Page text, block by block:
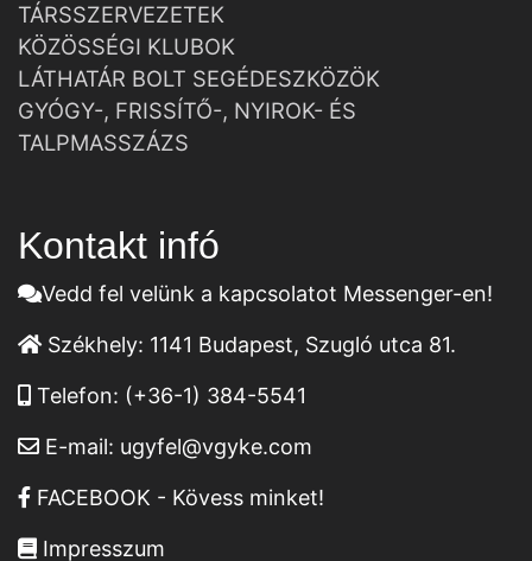
TÁRSSZERVEZETEK
KÖZÖSSÉGI KLUBOK
LÁTHATÁR BOLT SEGÉDESZKÖZÖK
GYÓGY-, FRISSÍTŐ-, NYIROK- ÉS
TALPMASSZÁZS
Kontakt infó
Vedd fel velünk a kapcsolatot Messenger-en!
Székhely: 1141 Budapest, Szugló utca 81.
Telefon: (+36-1) 384-5541
E-mail: ugyfel@vgyke.com
FACEBOOK - Kövess minket!
Impresszum